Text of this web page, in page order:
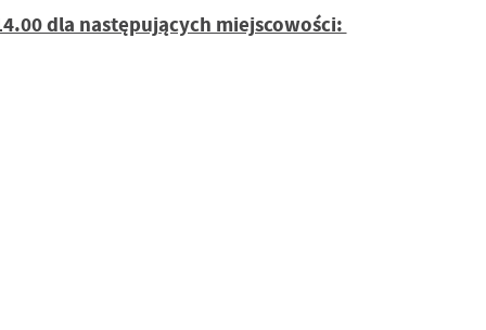
dla następujących miejscowości: